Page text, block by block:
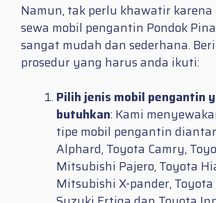
Namun, tak perlu khawatir karena
sewa mobil pengantin Pondok
sangat mudah dan sederhana.
prosedur yang harus anda ikuti:
Pilih jenis mobil pengantin
butuhkan: Kami
tipe mobil pengantin
Alphard, Toyota Camry,
Mitsubishi Pajero, Toyota
Mitsubishi X-pander, Toyota